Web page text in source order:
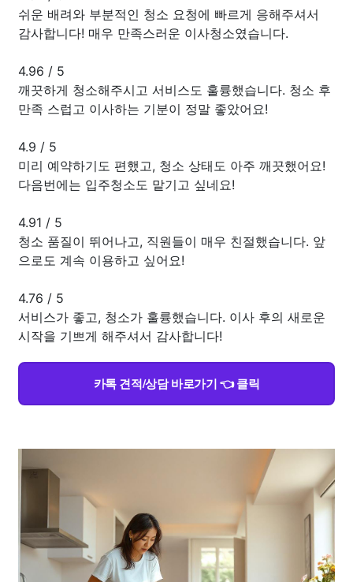
쉬운 배려와 부분적인 청소 요청에 빠르게 응해주셔서
감사합니다! 매우 만족스러운 이사청소였습니다.
4.96 / 5
깨끗하게 청소해주시고 서비스도 훌륭했습니다. 청소 후
만족 스럽고 이사하는 기분이 정말 좋았어요!
4.9 / 5
미리 예약하기도 편했고, 청소 상태도 아주 깨끗했어요!
다음번에는 입주청소도 맡기고 싶네요!
4.91 / 5
청소 품질이 뛰어나고, 직원들이 매우 친절했습니다. 앞
으로도 계속 이용하고 싶어요!
4.76 / 5
서비스가 좋고, 청소가 훌륭했습니다. 이사 후의 새로운
시작을 기쁘게 해주셔서 감사합니다!
카톡 견적/상담 바로가기 👈 클릭